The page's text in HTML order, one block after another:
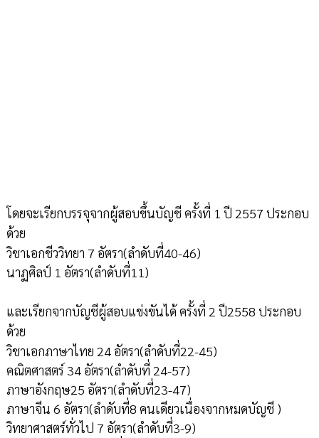
โดยจะเรียกบรรจุจากผู้สอบขึ้นบัญชี ครั้งที่ 1 ปี 2557 ประกอบ
ด้วย
วิชาเอกชีววิทยา 7 อัตรา(ลำดับที่40-46)
นาฏศิลป์ 1 อัตรา(ลำดับที่11)
และเรียกจากบัญชีผู้สอบแข่งขันได้ ครั้งที่ 2 ปี2558 ประกอบ
ด้วย
วิชาเอกภาษาไทย 24 อัตรา(ลำดับที่22-45)
คณิตศาสตร์ 34 อัตรา(ลำดับที่ 24-57)
ภาษาอังกฤษ25 อัตรา(ลำดับที่23-47)
ภาษาจีน 6 อัตรา(ลำดับที่8 คนเดียวเนื่องจากหมดบัญชี )
วิทยาศาสตร์ทั่วไป 7 อัตรา(ลำดับที่3-9)